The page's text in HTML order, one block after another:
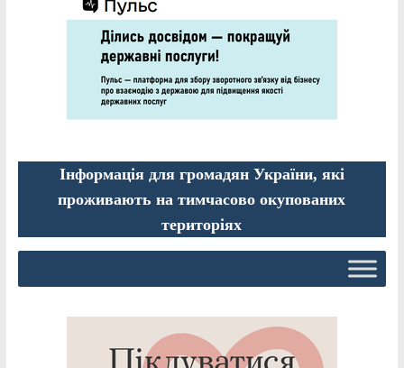
Інформація для громадян України, які
проживають на тимчасово окупованих
територіях